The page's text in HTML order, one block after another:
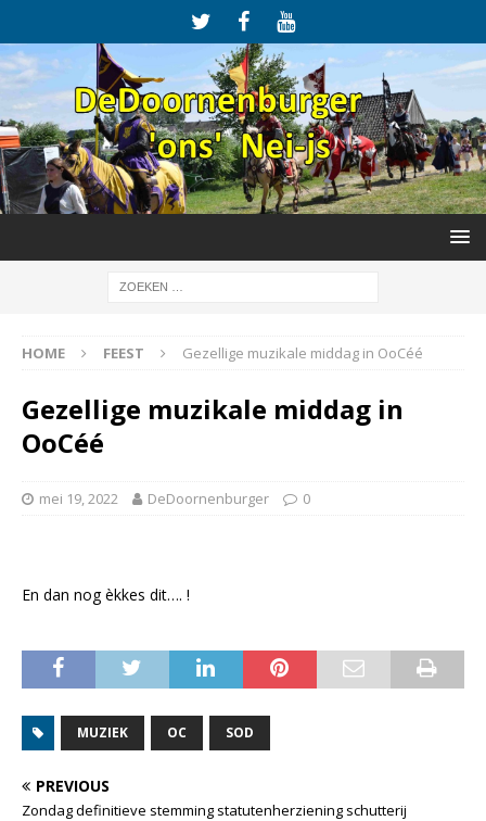
HOME FEEST Gezellige muzikale middag in OoCéé
Gezellige muzikale middag in
OoCéé
mei 19, 2022 DeDoornenburger 0
En dan nog èkkes dit…. !
MUZIEK OC SOD
PREVIOUS
Zondag definitieve stemming statutenherziening schutterij